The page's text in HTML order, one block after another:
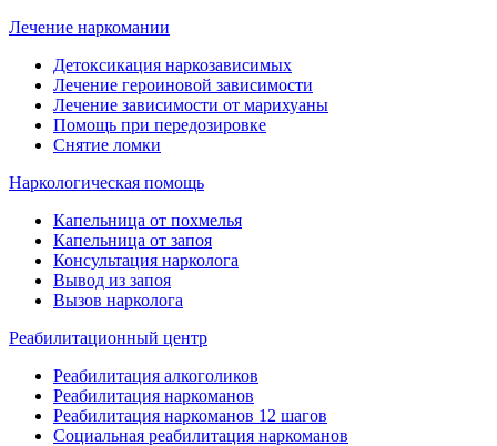
Лечение наркомании
Детоксикация наркозависимых
Лечение героиновой зависимости
Лечение зависимости от марихуаны
Помощь при передозировке
Снятие ломки
Наркологическая помощь
Капельница от похмелья
Капельница от запоя
Консультация нарколога
Вывод из запоя
Вызов нарколога
Реабилитационный центр
Реабилитация алкоголиков
Реабилитация наркоманов
Реабилитация наркоманов 12 шагов
Социальная реабилитация наркоманов